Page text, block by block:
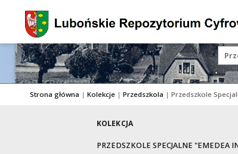
Strona główna | Kolekcje | Przedszkola | Przedszkole
KOLEKCJA
PRZEDSZKOLE SPECJALNE "EMEDEA